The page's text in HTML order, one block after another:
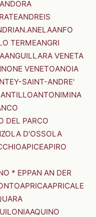
ANDORA
ANDREIS
ANELAANFO
TERMEANGRI
ANGUILLARA VENETA
VENETOANOIA
SAINT-ANDRE'
ANTILLOANTONIMINA
DEL PARCO
D'OSSOLA
APICEAPIRO
* EPPAN AN DER
APRICAAPRICALE
AQUINO